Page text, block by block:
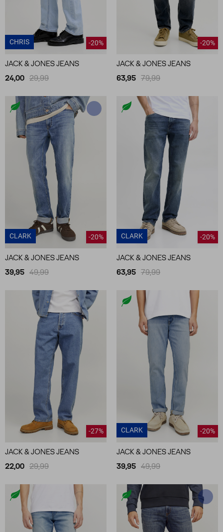
CHRIS -20%
JACK & JONES JEANS
24,00 29,99
-20%
JACK & JONES JEANS
63,95 79,99
CLARK -20%
JACK & JONES JEANS
39,95 49,99
CLARK -20%
JACK & JONES JEANS
63,95 79,99
-27%
JACK & JONES JEANS
22,00 29,99
CLARK -20%
JACK & JONES JEANS
39,95 49,99